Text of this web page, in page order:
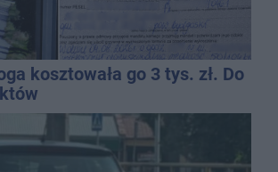
kosztowała go 3 tys. zł. Do